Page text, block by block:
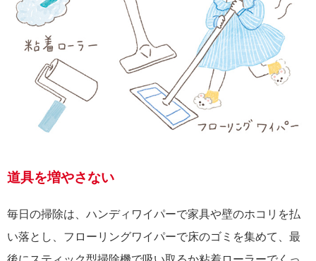
道具を増やさない
毎日の掃除は、ハンディワイパーで家具や壁のホコリを払
い落とし、フローリングワイパーで床のゴミを集めて、最